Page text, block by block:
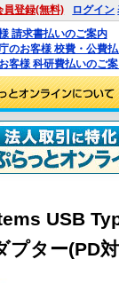
員登録(無料) ログイン
請求書払いのご案内
のお客様 校費・公費
客様 科研費払いのご
USB
プター(PD